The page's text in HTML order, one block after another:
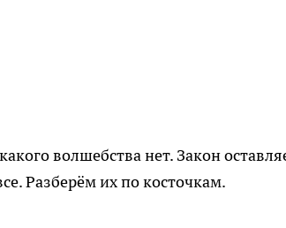
волшебства нет. Закон
Разберём их по косточкам.